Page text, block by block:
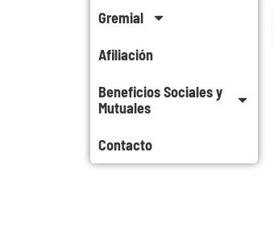
Gremial
Afiliación
Beneficios Sociales y
Mutuales
Contacto